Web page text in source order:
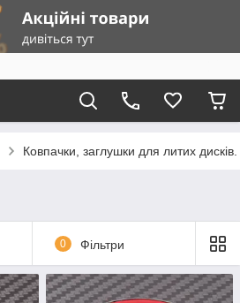
Ковпачки, заглушки для литих дисків.
0 Фільтри